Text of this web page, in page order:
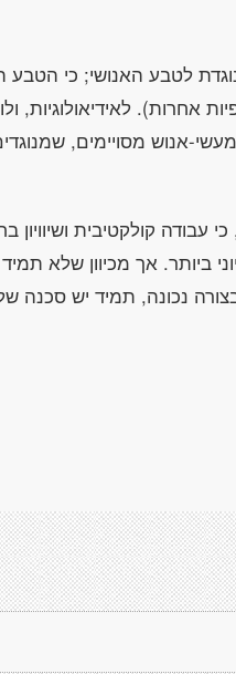
לטבע האנושי; כי הטבע
אחרות). לאידיאולוגיות,
אנוש מסויימים,
עבודה קולקטיבית
ביותר. אך מכיוון שלא
נכונה, תמיד יש סכנה של